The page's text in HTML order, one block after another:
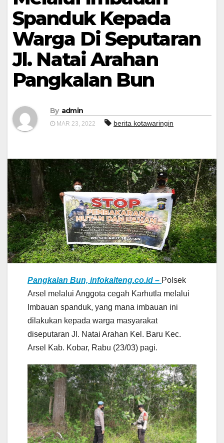
Spanduk Kepada
Warga Di Seputaran
Jl. Natai Arahan
Pangkalan Bun
By admin
MAR 23, 2022 berita kotawaringin
Pangkalan Bun, infokalteng.co.id – Polsek
Arsel melalui Anggota cegah Karhutla melalui
Imbauan spanduk, yang mana imbauan ini
dilakukan kepada warga masyarakat
diseputaran Jl. Natai Arahan Kel. Baru Kec.
Arsel Kab. Kobar, Rabu (23/03) pagi.